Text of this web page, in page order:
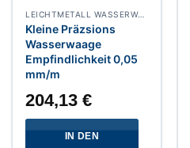
LEICHTMETALL WASSERWAAGE
Kleine Präzsions
Wasserwaage
Empfindlichkeit 0,05
mm/m
204,13€
IN DEN